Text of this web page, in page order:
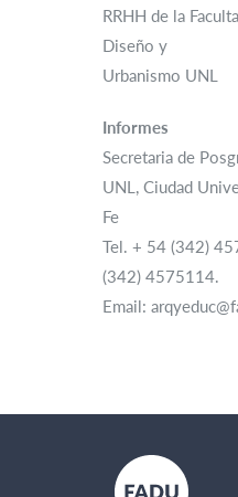
RRHH de la
Diseño y
Urbanismo UNL
Informes
Secretaria de
UNL, Ciudad
Fe
Tel. + 54 (342)
(342) 4575114.
Email: